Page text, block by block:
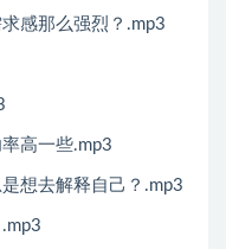
感那么强烈？.mp3
高一些.mp3
想去解释自己？.mp3